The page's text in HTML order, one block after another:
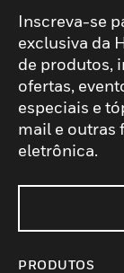
Inscreva-se
exclusiva da
de produtos,
ofertas,
especiais e
mail e outras
eletrônica.
PRODUTOS